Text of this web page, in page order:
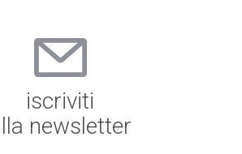
iscriviti
newsletter